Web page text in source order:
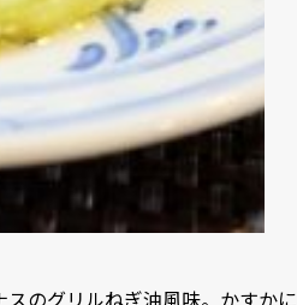
のグリルねぎ油風味。かすかに